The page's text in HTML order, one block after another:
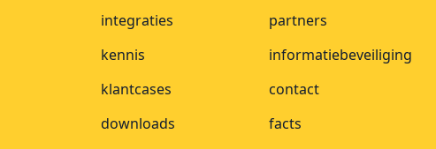
integraties
kennis
klantcases
downloads
partners
informatiebeveiliging
contact
facts